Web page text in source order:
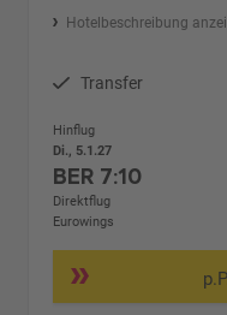
Hotelbeschreibung
Transfer
Hinflug
Di., 5.1.27
BER 7:10
Direktflug
Eurowings